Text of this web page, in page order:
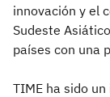
innovación y el
Sudeste
países con una
TIME ha sido